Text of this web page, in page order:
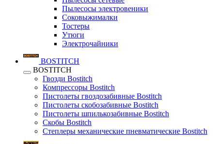
Пылесосы электровеники
Соковыжималки
Тостеры
Утюги
Электрочайники
BOSTITCH
BOSTITCH
Гвозди Bostitch
Компрессоры Bostitch
Пистолеты гвоздозабивные Bostitch
Пистолеты скобозабивные Bostitch
Пистолеты шпилькозабивные Bostitch
Скобы Bostitch
Степлеры механические пневматические Bostitch